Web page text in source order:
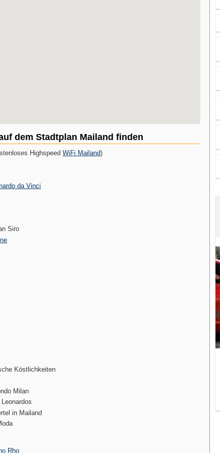
dem Stadtplan Mailand finden
Highspeed WiFi Mailand)
da Vinci
Siro
Köstlichkeiten
Milan
in Mailand
Rho